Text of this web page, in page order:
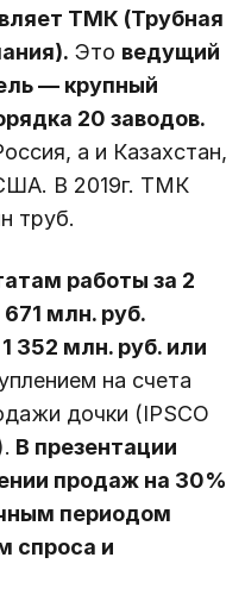
ТМК (Трубная
Это ведущий
— крупный
20 заводов.
а и Казахстан,
В 2019г. ТМК
труб.
работы за 2
млн. руб.
352 млн. руб. или
на счета
дочки (IPSCO
В презентации
продаж на 30%
периодом
спроса и